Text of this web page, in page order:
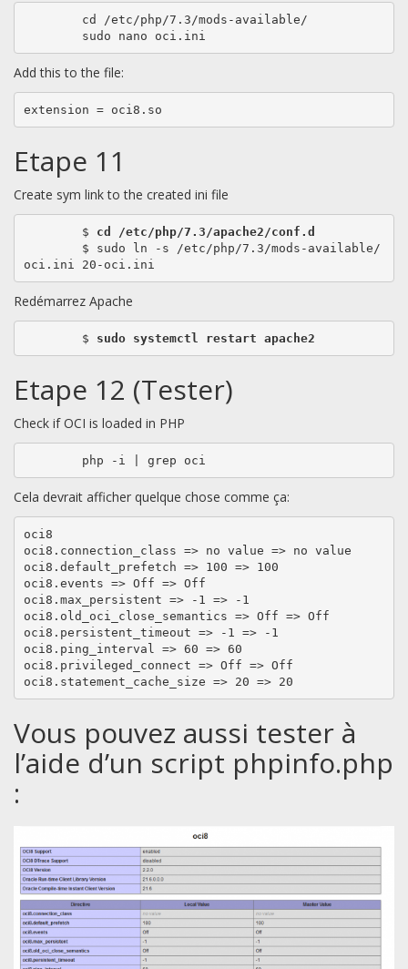
	sudo nano oci.ini
Add this to the file:
extension = oci8.so
Etape 11
Create sym link to the created ini file
	$
cd /etc/php/7.3/apache2/conf.d
oci.ini 20-oci.ini
Redémarrez Apache
	$
sudo systemctl restart apache2
Etape 12 (Tester)
Check if OCI is loaded in PHP
	php -i | grep oci
Cela devrait afficher quelque chose comme ça:
oci8
oci8.connection_class => no value => no value
oci8.default_prefetch => 100 => 100
oci8.events => Off => Off
oci8.max_persistent => -1 => -1
oci8.old_oci_close_semantics => Off => Off
oci8.persistent_timeout => -1 => -1
oci8.ping_interval => 60 => 60
oci8.privileged_connect => Off => Off
oci8.statement_cache_size => 20 => 20
Vous pouvez aussi tester à
l’aide d’un script phpinfo.php
: